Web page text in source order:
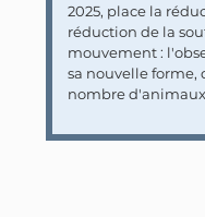
2025, place la
réduction de la
mouvement :
sa nouvelle forme,
nombre